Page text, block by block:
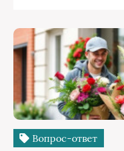
Вопрос-ответ